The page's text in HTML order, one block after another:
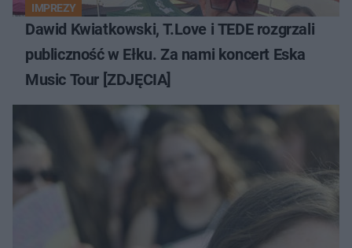
IMPREZY
Dawid Kwiatkowski, T.Love i TEDE rozgrzali
publiczność w Ełku. Za nami koncert Eska
Music Tour [ZDJĘCIA]